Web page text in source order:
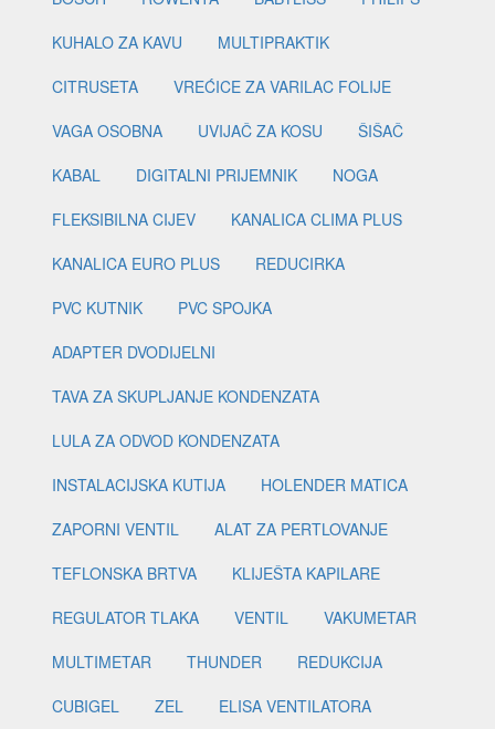
KUHALO ZA KAVU
MULTIPRAKTIK
CITRUSETA
VREĆICE ZA VARILAC FOLIJE
VAGA OSOBNA
UVIJAČ ZA KOSU
ŠIŠAČ
KABAL
DIGITALNI PRIJEMNIK
NOGA
FLEKSIBILNA CIJEV
KANALICA CLIMA PLUS
KANALICA EURO PLUS
REDUCIRKA
PVC KUTNIK
PVC SPOJKA
ADAPTER DVODIJELNI
TAVA ZA SKUPLJANJE KONDENZATA
LULA ZA ODVOD KONDENZATA
INSTALACIJSKA KUTIJA
HOLENDER MATICA
ZAPORNI VENTIL
ALAT ZA PERTLOVANJE
TEFLONSKA BRTVA
KLIJEŠTA KAPILARE
REGULATOR TLAKA
VENTIL
VAKUMETAR
MULTIMETAR
THUNDER
REDUKCIJA
CUBIGEL
ZEL
ELISA VENTILATORA